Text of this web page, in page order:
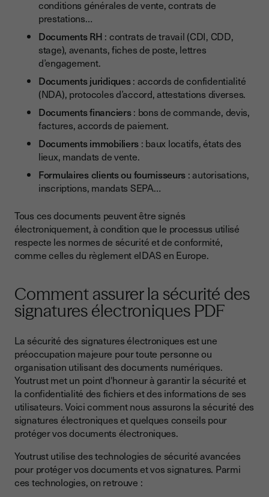
conditions générales de vente, contrats de
prestations…
Documents RH : contrats de travail (CDI, CDD,
stage), avenants, fiches de poste, lettres
d’engagement.
Documents juridiques: accords de confidentialité
(NDA), protocoles d’accord, attestations diverses.
Documents financiers: bons de commande, devis,
factures, accords de paiement.
Documents immobiliers : baux locatifs, états des
lieux, mandats de vente.
Formulaires clients ou fournisseurs : autorisations,
inscriptions, mandats SEPA…
Tous ces documents peuvent être signés
électroniquement, à condition que le processus utilisé
respecte les normes de sécurité et de conformité,
comme celles du règlement eIDAS en Europe.
Comment assurer la sécurité des
signatures électroniques PDF
La sécurité des signatures électroniques est une
préoccupation majeure pour toute personne ou
organisation utilisant des documents numériques.
Youtrust met un point d'honneur à garantir la sécurité et
la confidentialité des fichiers et des informations de ses
utilisateurs. Voici comment nous assurons la sécurité des
signatures électroniques et quelques conseils pour
protéger vos documents électroniques.
Youtrust utilise des technologies de sécurité avancées
pour protéger vos documents et vos signatures. Parmi
ces technologies, on retrouve :